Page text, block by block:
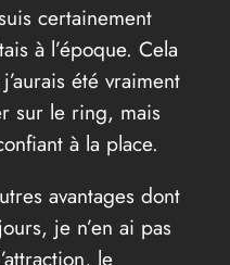
certainement
à l’époque. Cela
été vraiment
sur le ring, mais
à la place.
avantages dont
je n’en ai pas
le